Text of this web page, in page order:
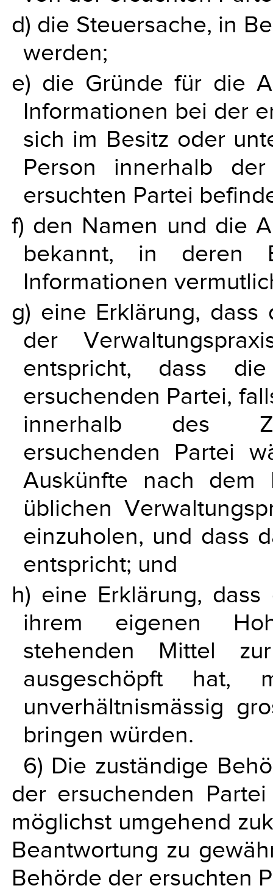
d) die Steuersache, in
werden;
e) die Gründe für die
Informationen bei der
sich im Besitz oder
Person innerhalb
ersuchten Partei
f) den Namen und die
bekannt, in deren
Informationen
g) eine Erklärung, dass
der
entspricht, dass
ersuchenden Partei,
innerhalb des
ersuchenden Partei
Auskünfte nach
üblichen
einzuholen, und dass
entspricht; und
h) eine Erklärung,
ihrem eigenen
stehenden Mittel
ausgeschöpft hat,
unverhältnismässig
bringen würden.
6) Die zuständige
der ersuchenden
möglichst umgehend
Beantwortung zu
Behörde der ersuchten